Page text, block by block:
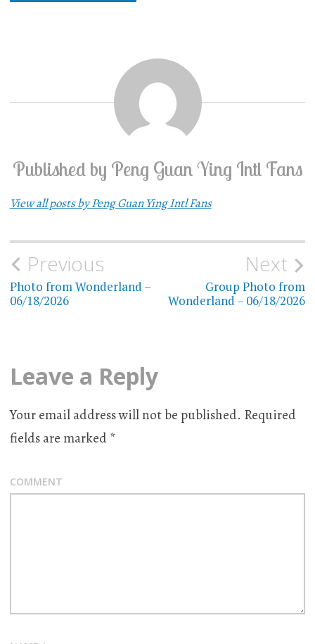
Published by Peng Guan Ying Intl Fans
View all posts by Peng Guan Ying Intl Fans
Post
navigation
Previous
Photo from Wonderland –
06/18/2026
Next
Group Photo from
Wonderland – 06/18/2026
Leave a Reply
Your email address will not be published. Required
fields are marked*
COMMENT